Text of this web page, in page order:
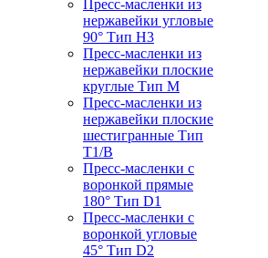
Пресс-масленки из
нержавейки угловые
90° Тип H3
Пресс-масленки из
нержавейки плоские
круглые Тип M
Пресс-масленки из
нержавейки плоские
шестигранные Тип
T1/B
Пресс-масленки с
воронкой прямые
180° Тип D1
Пресс-масленки с
воронкой угловые
45° Тип D2